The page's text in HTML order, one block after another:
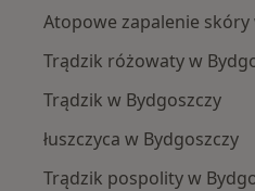
Atopowe zapalenie skóry
Trądzik różowaty w
Trądzik w Bydgoszczy
łuszczyca w Bydgoszczy
Trądzik pospolity w